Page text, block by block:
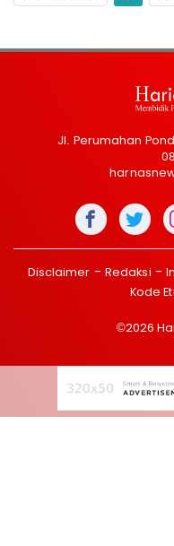
Jl. Perumahan
Disclaimer Redaksi
Kode
©2026